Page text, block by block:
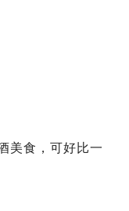
美食，可好比一